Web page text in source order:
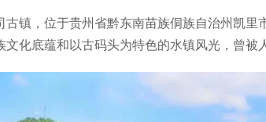
古镇，位于贵州省黔东南苗族侗族自治州凯
文化底蕴和以古码头为特色的水镇风光，曾被